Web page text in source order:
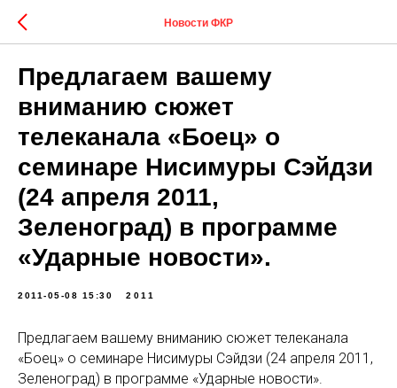
Новости ФКР
Предлагаем вашему
вниманию сюжет
телеканала «Боец» о
семинаре Нисимуры Сэйдзи
(24 апреля 2011,
Зеленоград) в программе
«Ударные новости».
2011-05-08 15:30 2011
Предлагаем вашему вниманию сюжет телеканала
«Боец» о семинаре Нисимуры Сэйдзи (24 апреля 2011,
Зеленоград) в программе «Ударные новости».